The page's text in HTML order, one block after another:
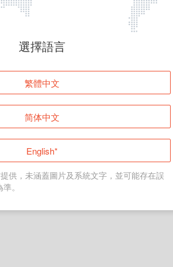
頁面無法顯示
登入
返回首頁
選擇語言
繁體中文
简体中文
English*
供，未涵蓋圖片及系統文字，並可能存在誤
。